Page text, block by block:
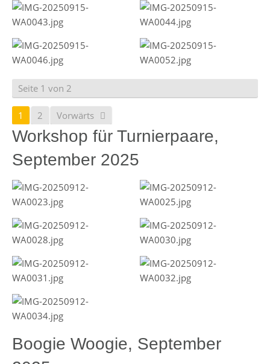
Seite 1 von 2
1 2 Vorwärts
Workshop für Turnierpaare,
September 2025
Boogie Woogie, September